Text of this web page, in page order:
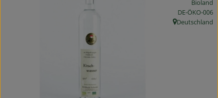
Bioland
,DE-ÖKO-006
, Herkunft:
Deutschland